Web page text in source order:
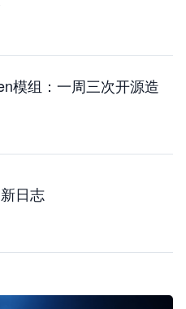
模组：一周三次开源造
日志